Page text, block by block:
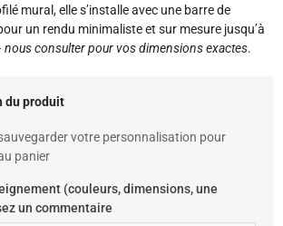
mural, elle s’installe avec une barre de
un rendu minimaliste et sur mesure jusqu’à
nous consulter pour vos dimensions exactes.
du produit
votre personnalisation pour
panier
(couleurs, dimensions, une
un commentaire